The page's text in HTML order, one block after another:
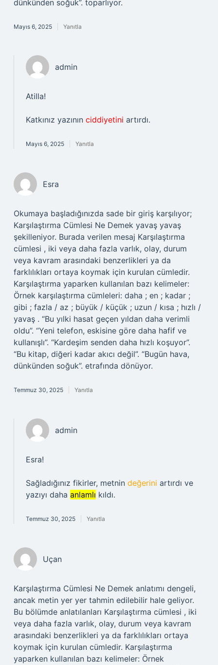
dünkünden soğuk”. toparlıyor.
Mayıs 6, 2025 Yanıtla
admin
Atilla!
Katkınız yazının ciddiyetini artırdı.
Mayıs 6, 2025 Yanıtla
Esra
Okumaya başladığınızda sade bir giriş karşılıyor;
Karşılaştırma Cümlesi Ne Demek yavaş yavaş
şekilleniyor. Burada verilen mesaj Karşılaştırma
cümlesi , iki veya daha fazla varlık, olay, durum
veya kavram arasındaki benzerlikleri ya da
farklılıkları ortaya koymak için kurulan cümledir.
Karşılaştırma yaparken kullanılan bazı kelimeler:
Örnek karşılaştırma cümleleri: daha ; en ; kadar ;
gibi ; fazla / az ; büyük / küçük ; uzun / kısa ; hızlı /
yavaş . “Bu yılki hasat geçen yıldan daha verimli
oldu”. “Yeni telefon, eskisine göre daha hafif ve
kullanışlı”. “Kardeşim senden daha hızlı koşuyor”.
“Bu kitap, diğeri kadar akıcı değil”. “Bugün hava,
dünkünden soğuk”. etrafında dönüyor.
Temmuz 30, 2025 Yanıtla
admin
Esra!
Sağladığınız fikirler, metnin değerini artırdı ve
yazıyı daha anlamlı kıldı.
Temmuz 30, 2025 Yanıtla
Uçan
Karşılaştırma Cümlesi Ne Demek anlatımı dengeli,
ancak metin yer yer tahmin edilebilir hale geliyor.
Bu bölümde anlatılanları Karşılaştırma cümlesi , iki
veya daha fazla varlık, olay, durum veya kavram
arasındaki benzerlikleri ya da farklılıkları ortaya
koymak için kurulan cümledir. Karşılaştırma
yaparken kullanılan bazı kelimeler: Örnek